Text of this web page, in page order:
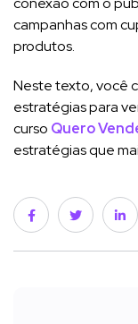
campanhas com
produtos.
Neste texto, você
estratégias para
curso Quero
estratégias que